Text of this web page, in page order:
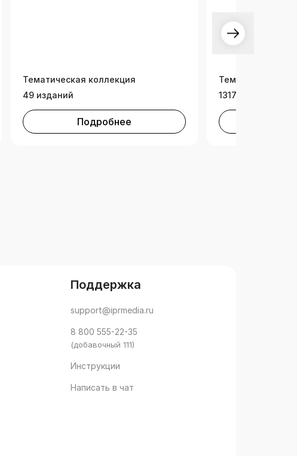
Тематическая коллекция
49 изданий
Подробнее
Тематическая
1317 изданий
Поддержка
support@iprmedia.ru
8 800 555-22-35
(добавочный 111)
Инструкции
Написать в чат